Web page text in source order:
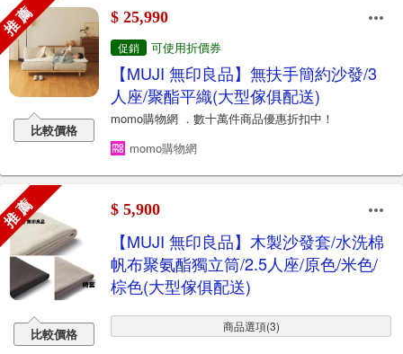
薦
比較價格
$ 25,990
促銷 可使用折價券
【MUJI 無印良品】無扶手簡約沙發/3
人座/聚酯平織(大型傢俱配送)
momo購物網 ．數十萬件商品優惠折扣中！
momo購物網
薦
比較價格
$ 5,900
【MUJI 無印良品】木製沙發套/水洗棉
帆布聚氨酯獨立筒/2.5人座/原色/米色/
棕色(大型傢俱配送)
商品選項(3)